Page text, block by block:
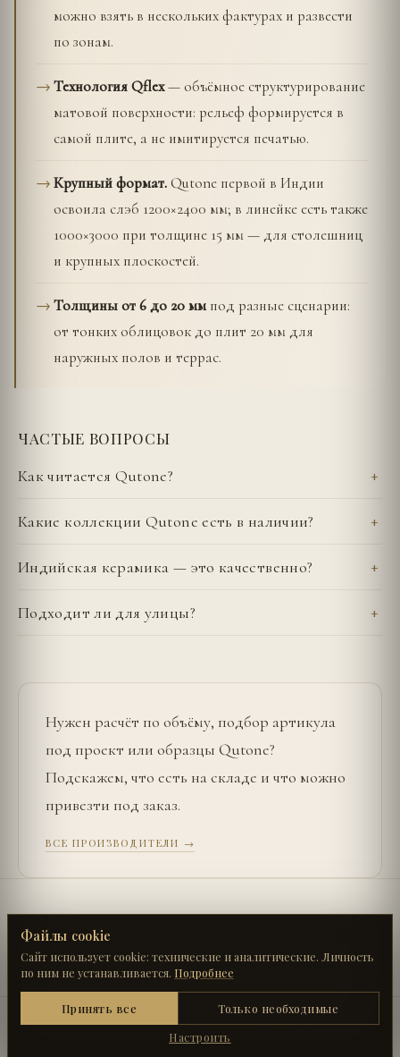
можно взять в нескольких фактурах и развести
по зонам.
Технология Qflex— объёмное структурирование
матовой поверхности: рельеф формируется в
самой плите, а не имитируется печатью.
Крупный формат.Qutone первой в Индии
освоила слэб 1200×2400 мм; в линейке есть также
1000×3000 при толщине 15 мм — для столешниц
и крупных плоскостей.
Толщины от 6 до 20 ммпод разные сценарии:
от тонких облицовок до плит 20 мм для
наружных полов и террас.
ЧАСТЫЕ ВОПРОСЫ
Как читается Qutone?
Какие коллекции Qutone есть в наличии?
Индийская керамика — это качественно?
Подходит ли для улицы?
Нужен расчёт по объёму, подбор артикула
под проект или образцы Qutone?
Подскажем, что есть на складе и что можно
привезти под заказ.
ВСЕ ПРОИЗВОДИТЕЛИ →
← UŞAK SERAMIK
АРСЕНАЛ КЕРАМОГРАНИТ · ПРОИЗВОДИТЕЛИ
Файлы cookie
Сайт использует cookie: технические и аналитические. Личность
по ним не устанавливается. Подробнее
Работа каталога, конфигуратора и панелей. Без
них часть страниц сломается.
Принять все
Только необходимые
Настроить